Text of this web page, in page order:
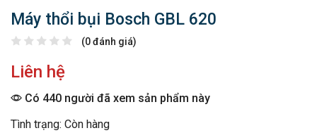
Máy thổi bụi Bosch GBL 620
(0 đánh giá)
Liên hệ
Có 440 người đã xem sản phẩm này
Tình trạng: Còn hàng